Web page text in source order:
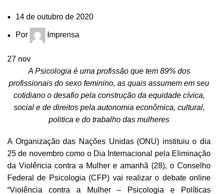
14 de outubro de 2020
Por Imprensa
27 nov
A Psicologia é uma profissão que tem 89% dos
profissionais do sexo feminino, as quais assumem em seu
cotidiano o desafio pela construção da equidade cívica,
social e de direitos pela autonomia econômica, cultural,
politica e do trabalho das mulheres
A Organização das Nações Unidas (ONU) instituiu o dia
25 de novembro como o Dia Internacional pela Eliminação
da Violência contra a Mulher e amanhã (28), o Conselho
Federal de Psicologia (CFP) vai realizar o debate online
“Violência contra a Mulher – Psicologia e Políticas